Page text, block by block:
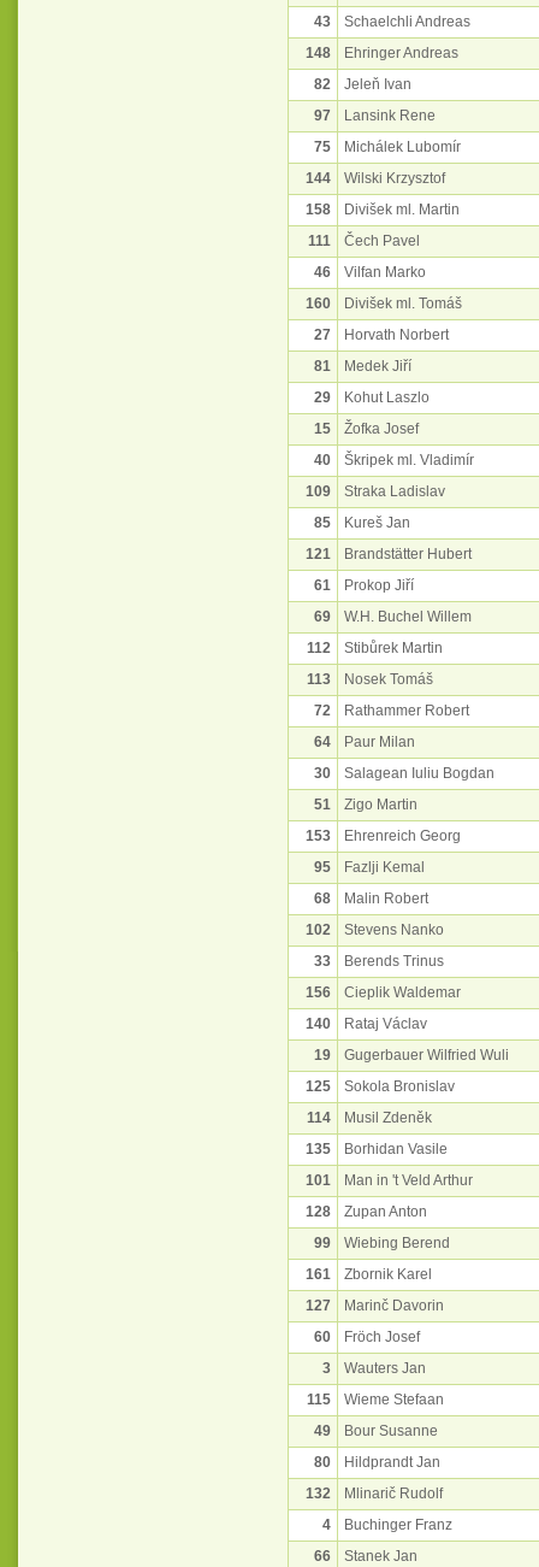
43
Schaelchli Andreas
148
Ehringer Andreas
82
Jeleň Ivan
97
Lansink Rene
75
Michálek Lubomír
144
Wilski Krzysztof
158
Divišek ml. Martin
111
Čech Pavel
46
Vilfan Marko
160
Divišek ml. Tomáš
27
Horvath Norbert
81
Medek Jiří
29
Kohut Laszlo
15
Žofka Josef
40
Škripek ml. Vladimír
109
Straka Ladislav
85
Kureš Jan
121
Brandstätter Hubert
61
Prokop Jiří
69
W.H. Buchel Willem
112
Stibůrek Martin
113
Nosek Tomáš
72
Rathammer Robert
64
Paur Milan
30
Salagean Iuliu Bogdan
51
Zigo Martin
153
Ehrenreich Georg
95
Fazlji Kemal
68
Malin Robert
102
Stevens Nanko
33
Berends Trinus
156
Cieplik Waldemar
140
Rataj Václav
19
Gugerbauer Wilfried Wuli
125
Sokola Bronislav
114
Musil Zdeněk
135
Borhidan Vasile
101
Man in 't Veld Arthur
128
Zupan Anton
99
Wiebing Berend
161
Zbornik Karel
127
Marinč Davorin
60
Fröch Josef
3
Wauters Jan
115
Wieme Stefaan
49
Bour Susanne
80
Hildprandt Jan
132
Mlinarič Rudolf
4
Buchinger Franz
66
Stanek Jan